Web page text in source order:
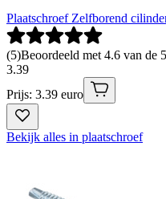
Plaatschroef Zelfborend
(5)Beoordeeld met 4.6 van de
3.39
Prijs: 3.39 euro
Bekijk alles in plaatschroef